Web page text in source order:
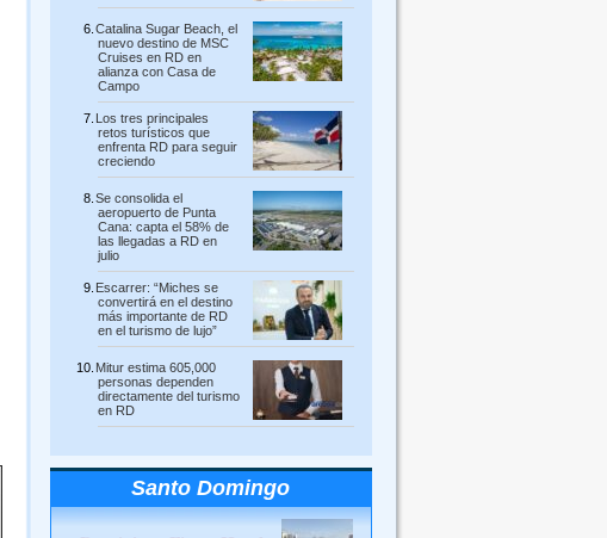
Catalina Sugar Beach, el
nuevo destino de MSC
Cruises en RD en
alianza con Casa de
Campo
Los tres principales
retos turísticos que
enfrenta RD para seguir
creciendo
Se consolida el
aeropuerto de Punta
Cana: capta el 58% de
las llegadas a RD en
julio
Escarrer: “Miches se
convertirá en el destino
más importante de RD
en el turismo de lujo”
Mitur estima 605,000
personas dependen
directamente del turismo
en RD
Santo Domingo